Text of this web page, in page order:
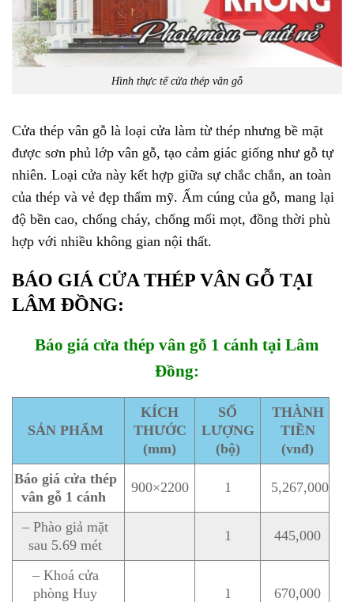
Hình thực tế cửa thép vân gỗ
Cửa thép vân gỗ là loại cửa làm từ thép nhưng bề mặt
được sơn phủ lớp vân gỗ, tạo cảm giác giống như gỗ tự
nhiên. Loại cửa này kết hợp giữa sự chắc chắn, an toàn
của thép và vẻ đẹp thẩm mỹ. Ấm cúng của gỗ, mang lại
độ bền cao, chống cháy, chống mối mọt, đồng thời phù
hợp với nhiều không gian nội thất.
BÁO GIÁ CỬA THÉP VÂN GỖ TẠI
LÂM ĐỒNG:
Báo giá cửa thép vân gỗ 1 cánh tại Lâm
Đồng:
SẢN PHẨM
KÍCH
THƯỚC
(mm)
SỐ
LƯỢNG
(bộ)
THÀNH
TIỀN
(vnđ)
Báo giá cửa thép
vân gỗ 1 cánh
900×2200 1 5,267,000
– Phào giả mặt
sau 5.69 mét
1 445,000
– Khoá cửa
phòng Huy
1 670,000